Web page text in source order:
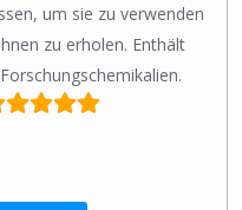
um sie zu verwenden
zu erholen. Enthält